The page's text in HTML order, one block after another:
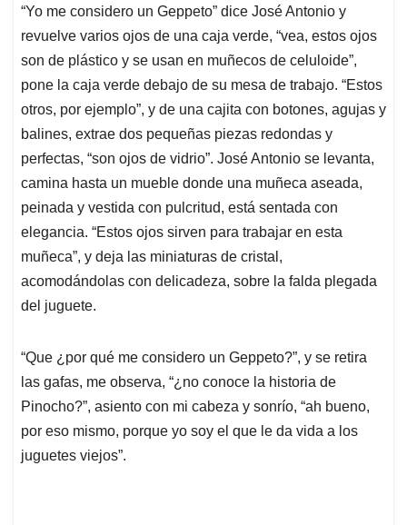
“Yo me considero un Geppeto” dice José Antonio y
revuelve varios ojos de una caja verde, “vea, estos ojos
son de plástico y se usan en muñecos de celuloide”,
pone la caja verde debajo de su mesa de trabajo. “Estos
otros, por ejemplo”, y de una cajita con botones, agujas y
balines, extrae dos pequeñas piezas redondas y
perfectas, “son ojos de vidrio”. José Antonio se levanta,
camina hasta un mueble donde una muñeca aseada,
peinada y vestida con pulcritud, está sentada con
elegancia. “Estos ojos sirven para trabajar en esta
muñeca”, y deja las miniaturas de cristal,
acomodándolas con delicadeza, sobre la falda plegada
del juguete.
“Que ¿por qué me considero un Geppeto?”, y se retira
las gafas, me observa, “¿no conoce la historia de
Pinocho?”, asiento con mi cabeza y sonrío, “ah bueno,
por eso mismo, porque yo soy el que le da vida a los
juguetes viejos”.